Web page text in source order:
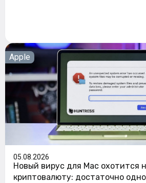
Apple
05.08.2026
Новый вирус для Mac охотится
криптовалюту: достаточно